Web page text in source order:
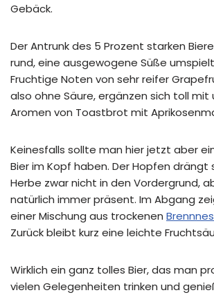
Gebäck.
Der Antrunk des 5 Prozent starken
rund, eine ausgewogene Süße
Fruchtige Noten von sehr reifer
also ohne Säure, ergänzen sich toll mit
Aromen von Toastbrot mit
Keinesfalls sollte man hier jetzt aber
Bier im Kopf haben. Der Hopfen drängt
Herbe zwar nicht in den Vordergrund,
natürlich immer präsent. Im Abgang
einer Mischung aus trockenen
Zurück bleibt kurz eine leichte
Wirklich ein ganz tolles Bier, das man
vielen Gelegenheiten trinken und